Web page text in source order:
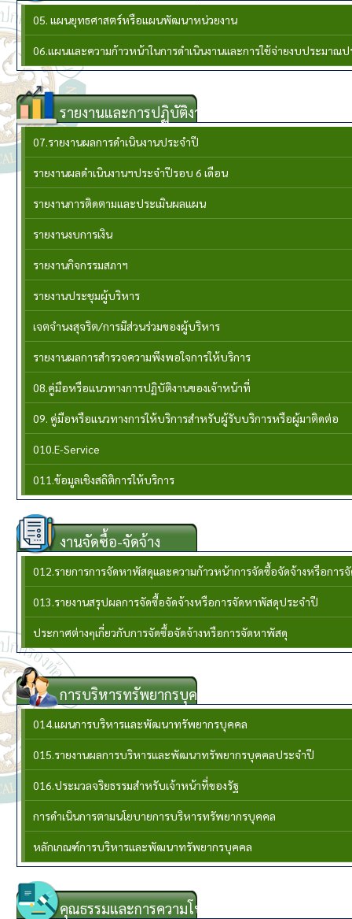
05. แผนยุทธศาสตร์หรือแผนพัฒนาหน่วยงาน
06.แผนและความก้าวหน้าในการดำเนินงานและการใช้จ่ายงบประมาณ
รายงานและการปฏิบัติงาน
07.รายงานผลการดำเนินงานประจำปี
รายงานผลดำเนินงานฯประจำปีรอบ 6 เดือน
รายงานการติดตามและประเมินผลแผน
รายงานงบการเงิน
รายงานกิจกรรมสภาฯ
รายงานประชุมผู้บริหาร
เจตจำนงสุจริต/การมีส่วนร่วมของผู้บริหาร
รายงานผลการสำรวจความพึงพอใจการให้บริการ
08.คู่มือหรือแนวทางการปฏิบัติงานของเจ้าหน้าที่
09. คู่มือหรือแนวทางการให้บริการสำหรับผู้รับบริการหรือผู้มาติดต่อ
010.E-Service
011.ข้อมูลเชิงสถิติการให้บริการ
งานจัดซื้อ-จัดจ้าง
012.รายการการจัดหาพัสดุและความก้าวหน้าการจัดซื้อจัดจ้างหรือกา
013.รายงานสรุปผลการจัดซื้อจัดจ้างหรือการจัดหาพัสดุประจำปี
ประกาศต่างๆเกี่ยวกับการจัดซื้อจัดจ้างหรือการจัดหาพัสดุ
การบริหารทรัพยากรบุคล
014.แผนการบริหารและพัฒนาทรัพยากรบุคคล
015.รายงานผลการบริหารและพัฒนาทรัพยากรบุคคลประจําปี
016.ประมวลจริยธรรมสำหรับเจ้าหน้าที่ของรัฐ
การดำเนินการตามนโยบายการบริหารทรัพยากรบุคคล
หลักเกณฑ์การบริหารและพัฒนาทรัพยากรบุคคล
คุณธรรมและการความโปร่งใส